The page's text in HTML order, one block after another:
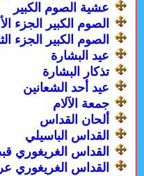
عشية الصوم الكبير
الصوم الكبير الجزء
الصوم الكبير الجزء
عيد البشارة
تذكار البشارة
عيد أحد الشعانين
جمعة الآلام
ألحان القداس
القداس الباسيلي
القداس الغريغوري
القداس الغريغوري